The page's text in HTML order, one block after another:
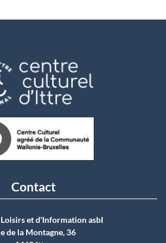
Contact
et d'Information asbI
de la Montagne, 36